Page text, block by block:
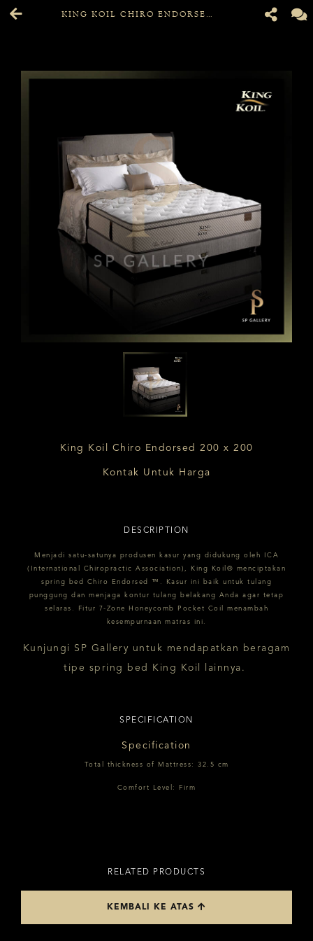
KING KOIL CHIRO ENDORSED 200 X 200
King Koil Chiro Endorsed 200 x 200
Kontak Untuk Harga
DESCRIPTION
Menjadi satu-satunya produsen kasur yang didukung oleh ICA
(International Chiropractic Association), King Koil® menciptakan
spring bed Chiro Endorsed ™. Kasur ini baik untuk tulang
punggung dan menjaga kontur tulang belakang Anda agar tetap
selaras. Fitur 7-Zone Honeycomb Pocket Coil menambah
kesempurnaan matras ini.
Kunjungi SP Gallery untuk mendapatkan beragam
tipe spring bed King Koil lainnya.
SPECIFICATION
Specification
Total thickness of Mattress: 32.5 cm
Comfort Level: Firm
RELATED PRODUCTS
KEMBALI KE ATAS